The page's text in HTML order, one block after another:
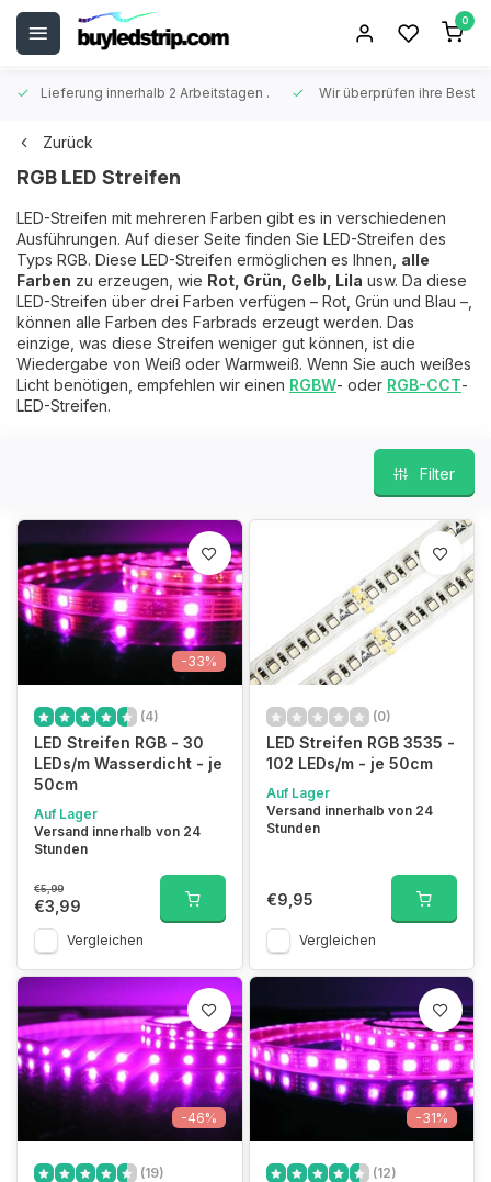
0
Lieferung innerhalb 2 Arbeitstagen . Wir überprüfen ihre
Zurück
RGB LED Streifen
LED-Streifen mit mehreren Farben gibt es in verschiedenen
Ausführungen. Auf dieser Seite finden Sie LED-Streifen des
Typs RGB. Diese LED-Streifen ermöglichen es Ihnen, alle
Farben zu erzeugen, wie Rot, Grün, Gelb, Lila usw. Da diese
LED-Streifen über drei Farben verfügen – Rot, Grün und Blau –,
können alle Farben des Farbrads erzeugt werden. Das
einzige, was diese Streifen weniger gut können, ist die
Wiedergabe von Weiß oder Warmweiß. Wenn Sie auch weißes
Licht benötigen, empfehlen wir einen RGBW- oder RGB-CCT-
LED-Streifen.
Filter
-33%
(4)
LED Streifen RGB - 30
LEDs/m Wasserdicht - je
50cm
Auf Lager
Versand innerhalb von 24
Stunden
€5,99
€3,99
Vergleichen
(0)
LED Streifen RGB 3535 -
102 LEDs/m - je 50cm
Auf Lager
Versand innerhalb von 24
Stunden
€9,95
Vergleichen
-46%
(19)
-31%
(12)